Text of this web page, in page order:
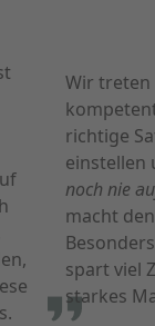
Wir treten
richtige
noch nie
macht
spart viel
starkes